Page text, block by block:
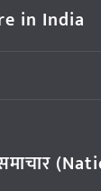
in India
समाचार